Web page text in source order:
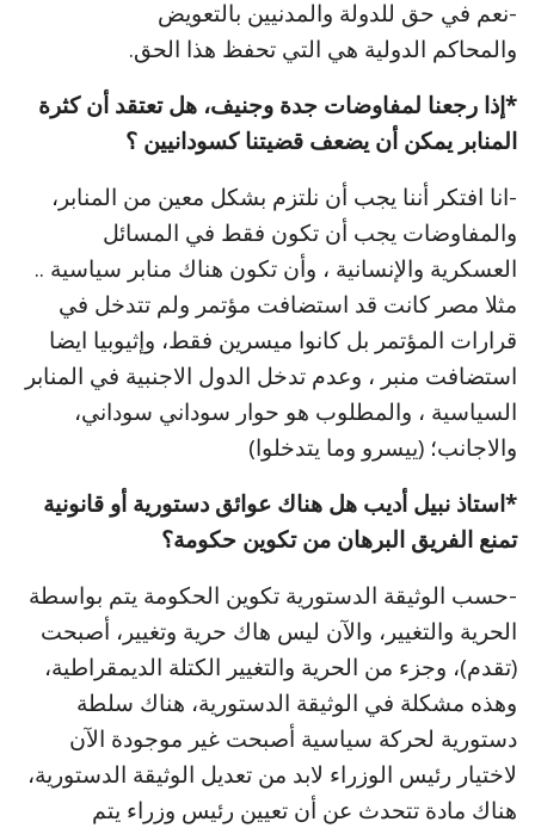
-نعم في حق للدولة والمدنيين بالتعويض
والمحاكم الدولية هي التي تحفظ هذا الحق.
*إذا رجعنا لمفاوضات جدة وجنيف، هل تعتقد أن كثرة
المنابر يمكن أن يضعف قضيتنا كسودانيين ؟
-انا افتكر أننا يجب أن نلتزم بشكل معين من المنابر،
والمفاوضات يجب أن تكون فقط في المسائل
العسكرية والإنسانية ، وأن تكون هناك منابر سياسية ..
مثلا مصر كانت قد استضافت مؤتمر ولم تتدخل في
قرارات المؤتمر بل كانوا ميسرين فقط، وإثيوبيا ايضا
استضافت منبر ، وعدم تدخل الدول الاجنبية في المنابر
السياسية ، والمطلوب هو حوار سوداني سوداني،
والاجانب؛ (ييسرو وما يتدخلوا)
*استاذ نبيل أديب هل هناك عوائق دستورية أو قانونية
تمنع الفريق البرهان من تكوين حكومة؟
-حسب الوثيقة الدستورية تكوين الحكومة يتم بواسطة
الحرية والتغيير، والآن ليس هاك حرية وتغيير، أصبحت
(تقدم)، وجزء من الحرية والتغيير الكتلة الديمقراطية،
وهذه مشكلة في الوثيقة الدستورية، هناك سلطة
دستورية لحركة سياسية أصبحت غير موجودة الآن
لاختيار رئيس الوزراء لابد من تعديل الوثيقة الدستورية،
هناك مادة تتحدث عن أن تعيين رئيس وزراء يتم